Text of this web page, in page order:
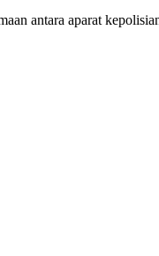
antara aparat